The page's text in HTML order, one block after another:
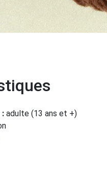
: adulte (13 ans et +)